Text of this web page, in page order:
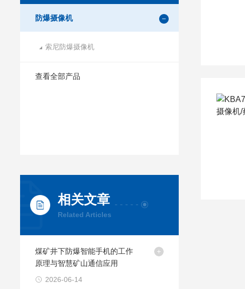
防爆摄像机
索尼防爆摄像机
查看全部产品
相关文章
Related Articles
煤矿井下防爆智能手机的工作
原理与智慧矿山通信应用
2026-06-14